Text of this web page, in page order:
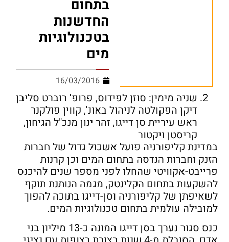
בתחום
החדשנות
בטכנולוגיות
מים
16/03/2016
שניה מימין: סוזן לפידוס, פרופ' רוברט סליבן
דיקן הפקולטה לניהול באונ', קווין פולקנר
ראש עיריית סן דייגו, זהר ינון מנכ"ל הגיחון,
קריסטן ויקטור
במדינת קליפורניה פועל אשכול גדול של חברות
הזנק וחברות הנדסה בתחום המים וכן קרנות
פרייבט-אקוויטי שהחלו לפני מספר שנים להיכנס
להשקעות בתחום הקלינטק, מגמה הנותנת תוקף
לשאיפתן של קליפורניה וסן-דייגו בתוכה להפוך
למובילה עולמית בתחום טכנולוגיות המים.
כנס סגור נערך בסן דייגו המונה כ-13 מיליון בני